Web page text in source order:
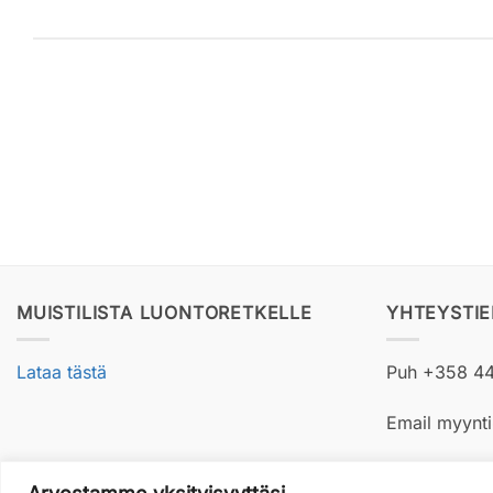
MUISTILISTA LUONTORETKELLE
Lataa tästä Puh +358
Email